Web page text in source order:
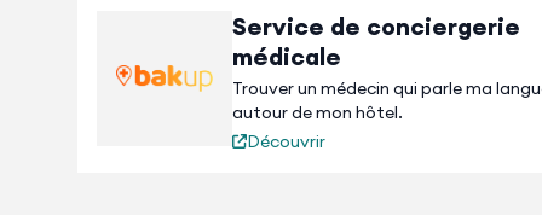
Service de conciergerie
médicale
Trouver un médecin qui parle ma
autour de mon hôtel.
Découvrir